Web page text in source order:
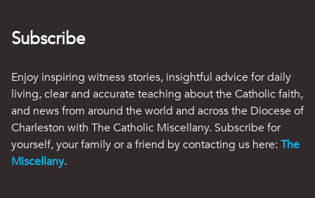
Subscribe
Enjoy inspiring witness stories, insightful advice for daily
living, clear and accurate teaching about the Catholic faith,
and news from around the world and across the Diocese of
Charleston with The Catholic Miscellany. Subscribe for
yourself, your family or a friend by contacting us here: The
Miscellany.